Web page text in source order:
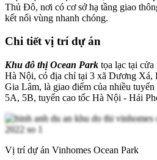
Thủ Đô, nơi có cơ sở hạ tầng giao
kết nối vùng nhanh chóng.
Chi tiết vị trí dự án
Khu đô thị Ocean Park tọa lạc tại
Hà Nội, có địa chỉ tại 3 xã Dương
Gia Lâm, là giao điểm của nhiều
5A, 5B, tuyến cao tốc Hà Nội - Hải
Vị trí dự án Vinhomes Ocean Park